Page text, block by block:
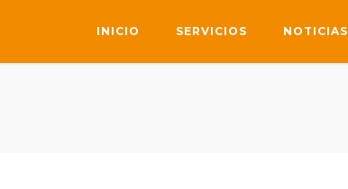
INICIO SERVICIOS NOTICIAS